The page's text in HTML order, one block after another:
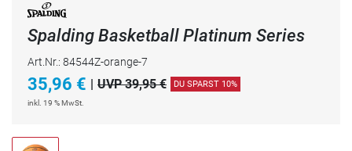
Spalding Basketball Platinum Series
Art.Nr.: 84544Z-orange-7
35,96 € | UVP 39,95 € DU SPARST 10%
inkl. 19 % MwSt.